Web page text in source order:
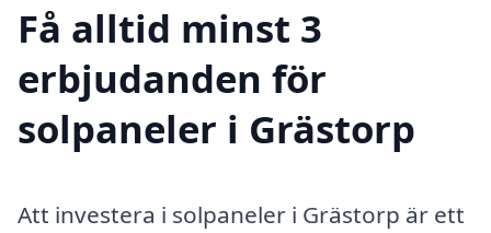
Få alltid minst 3
erbjudanden för
solpaneler i Grästorp
Att investera i solpaneler i Grästorp är ett